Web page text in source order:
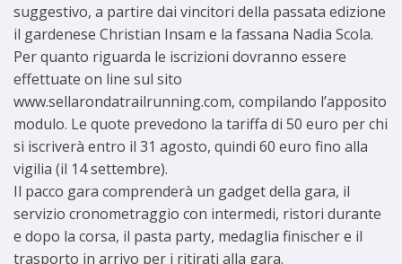
suggestivo, a partire dai vincitori della passata edizione
il gardenese Christian Insam e la fassana Nadia Scola.
Per quanto riguarda le iscrizioni dovranno essere
effettuate on line sul sito
www.sellarondatrailrunning.com, compilando l’apposito
modulo. Le quote prevedono la tariffa di 50 euro per chi
si iscriverà entro il 31 agosto, quindi 60 euro fino alla
vigilia (il 14 settembre).
Il pacco gara comprenderà un gadget della gara, il
servizio cronometraggio con intermedi, ristori durante
e dopo la corsa, il pasta party, medaglia finischer e il
trasporto in arrivo per i ritirati alla gara.